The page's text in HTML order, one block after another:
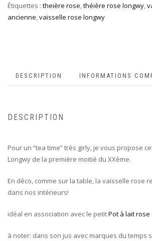
Étiquettes : theière rose,théière rose longwy,
ancienne,vaisselle rose longwy
DESCRIPTION INFORMATIONS
DESCRIPTION
Pour un “tea time” très girly, je vous propose
Longwy de la première moitié du XXème.
En déco, comme sur la table, la vaisselle rose
dans nos intérieurs!
idéal en association avec le petitPot à lait rose
à noter: dans son jus avec marques du temps